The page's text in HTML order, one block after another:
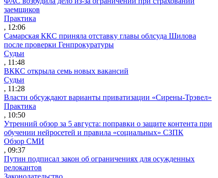
заемщиков
Практика
, 12:06
Самарская ККС приняла отставку главы облсуда Шилова
после проверки Генпрокуратуры
Судьи
, 11:48
ВККС открыла семь новых вакансий
Судьи
, 11:28
Власти обсуждают варианты приватизации «Сирены-Трэвел»
Практика
, 10:50
Утренний обзор за 5 августа: поправки о защите контента при
обучении нейросетей и правила «социальных» СЗПК
Обзор СМИ
, 09:37
Путин подписал закон об ограничениях для осужденных
релокантов
Законодательство